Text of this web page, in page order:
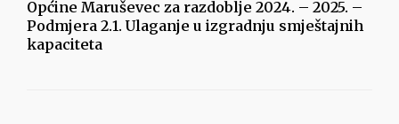
Općine Maruševec za razdoblje 2024. – 2025. –
Podmjera 2.1. Ulaganje u izgradnju smještajnih
kapaciteta